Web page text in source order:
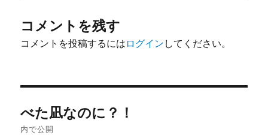
コメントを残す
コメントを投稿するには ログイン してください。
稿
べた凪なのに？！
内で公開